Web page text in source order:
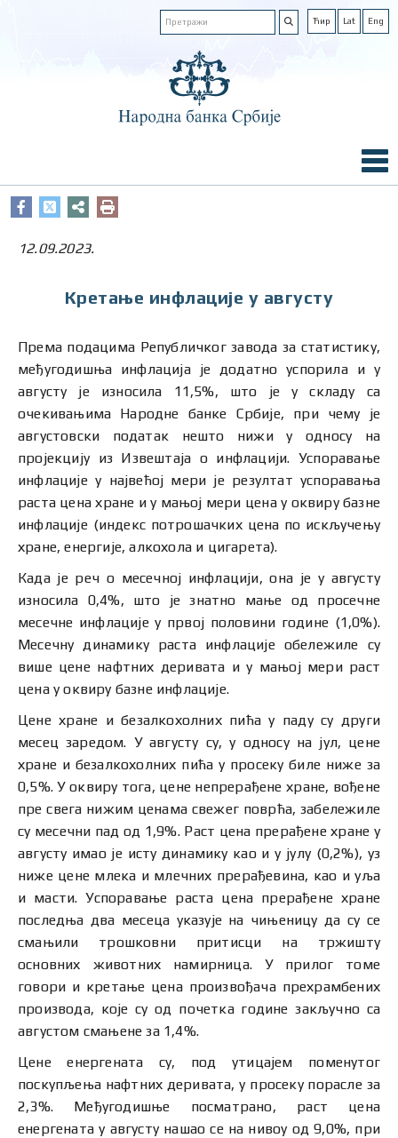
Ћир Lat Eng
12.09.2023.
Кретање инфлације у августу
Према подацима Републичког завода за статистику,
међугодишња инфлација је додатно успорила и у
августу је износила 11,5%, што је у складу са
очекивањима Народне банке Србије, при чему је
августовски податак нешто нижи у односу на
пројекцију из Извештаја о инфлацији. Успоравање
инфлације у највећој мери је резултат успоравања
раста цена хране и у мањој мери цена у оквиру базне
инфлације (индекс потрошачких цена по искључењу
хране, енергије, алкохола и цигарета).
Када је реч о месечној инфлацији, она је у августу
износила 0,4%, што је знатно мање oд просечне
месечне инфлације у првој половини године (1,0%).
Месечну динамику раста инфлације обележиле су
више цене нафтних деривата и у мањој мери раст
цена у оквиру базне инфлације.
Цене хране и безалкохолних пића у паду су други
месец заредом. У августу су, у односу на јул, цене
хране и безалкохолних пића у просеку биле ниже за
0,5%. У оквиру тога, цене непрерађене хране, вођене
пре свега нижим ценама свежег поврћа, забележиле
су месечни пад од 1,9%. Раст цена прерађене хране у
августу имао је исту динамику као и у јулу (0,2%), уз
ниже цене млека и млечних прерађевина, као и уља
и масти. Успоравање раста цена прерађене хране
последња два месеца указује на чињеницу да су се
смањили трошковни притисци на тржишту
основних животних намирница. У прилог томе
говори и кретање цена произвођача прехрамбених
производа, које су од почетка године закључно са
августом смањене за 1,4%.
Цене енергената су, под утицајем поменутог
поскупљења нафтних деривата, у просеку порасле за
2,3%. Међугодишње посматрано, раст цена
енергената у августу нашао се на нивоу од 9,0%, при